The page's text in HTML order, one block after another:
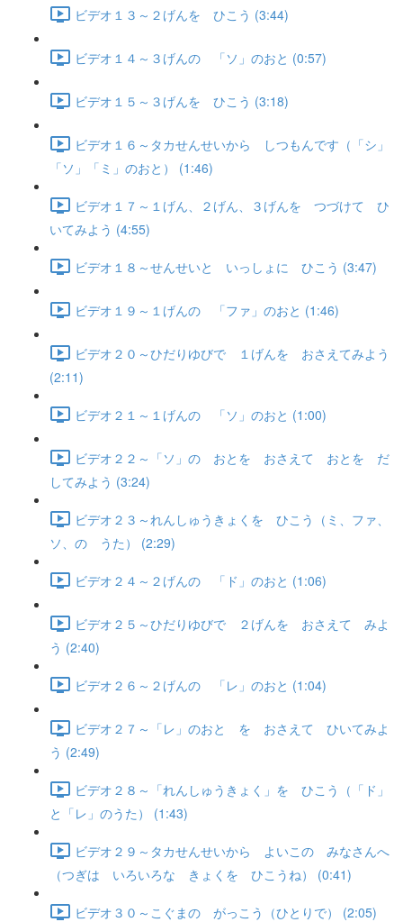
ビデオ１３～２げんを ひこう (3:44)
ビデオ１４～３げんの 「ソ」のおと (0:57)
ビデオ１５～３げんを ひこう (3:18)
ビデオ１６～タカせんせいから しつもんです（「シ」
「ソ」「ミ」のおと） (1:46)
ビデオ１７～１げん、２げん、３げんを つづけて ひ
いてみよう (4:55)
ビデオ１８～せんせいと いっしょに ひこう (3:47)
ビデオ１９～１げんの 「ファ」のおと (1:46)
ビデオ２０～ひだりゆびで １げんを おさえてみよう
(2:11)
ビデオ２１～１げんの 「ソ」のおと (1:00)
ビデオ２２～「ソ」の おとを おさえて おとを だ
してみよう (3:24)
ビデオ２３～れんしゅうきょくを ひこう（ミ、ファ、
ソ、の うた） (2:29)
ビデオ２４～２げんの 「ド」のおと (1:06)
ビデオ２５～ひだりゆびで ２げんを おさえて みよ
う (2:40)
ビデオ２６～２げんの 「レ」のおと (1:04)
ビデオ２７～「レ」のおと を おさえて ひいてみよ
う (2:49)
ビデオ２８～「れんしゅうきょく」を ひこう（「ド」
と「レ」のうた） (1:43)
ビデオ２９～タカせんせいから よいこの みなさんへ
（つぎは いろいろな きょくを ひこうね） (0:41)
ビデオ３０～こぐまの がっこう（ひとりで） (2:05)